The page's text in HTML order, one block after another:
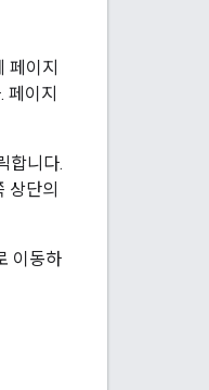
페이지
페이지
합니다.
상단의
이동하